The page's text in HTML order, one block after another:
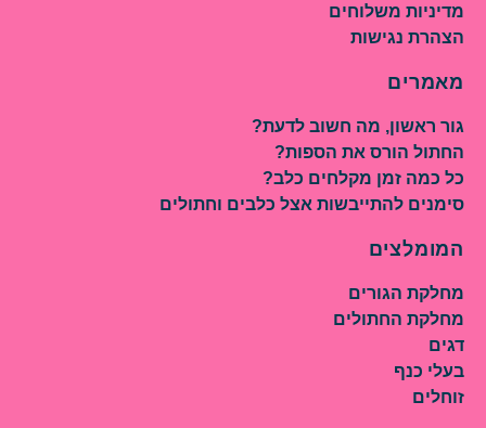
מדיניות משלוחים
הצהרת נגישות
מאמרים
גור ראשון, מה חשוב לדעת?
החתול הורס את הספות?
כל כמה זמן מקלחים כלב?
סימנים להתייבשות אצל כלבים וחתולים
המומלצים
מחלקת הגורים
מחלקת החתולים
דגים
בעלי כנף
זוחלים